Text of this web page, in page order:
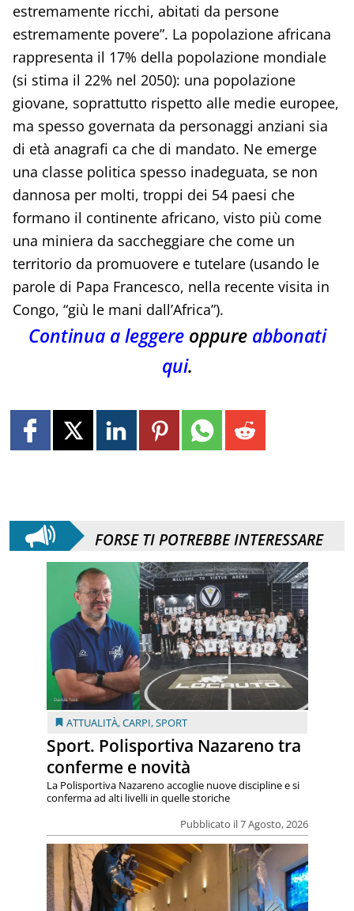
estremamente ricchi, abitati da persone
estremamente povere”. La popolazione africana
rappresenta il 17% della popolazione mondiale
(si stima il 22% nel 2050): una popolazione
giovane, soprattutto rispetto alle medie europee,
ma spesso governata da personaggi anziani sia
di età anagrafi ca che di mandato. Ne emerge
una classe politica spesso inadeguata, se non
dannosa per molti, troppi dei 54 paesi che
formano il continente africano, visto più come
una miniera da saccheggiare che come un
territorio da promuovere e tutelare (usando le
parole di Papa Francesco, nella recente visita in
Congo, “giù le mani dall’Africa”).
Continua a leggereoppure abbonati
qui.
FORSE TI POTREBBE INTERESSARE
ATTUALITÀ,CARPI,SPORT
Sport. Polisportiva Nazareno tra
conferme e novità
Pubblicato il 7 Agosto, 2026
La Polisportiva Nazareno accoglie nuove discipline e si
conferma ad alti livelli in quelle storiche